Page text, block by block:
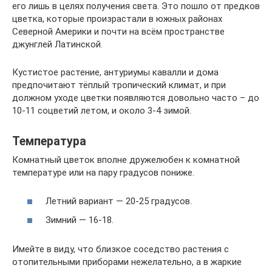
его лишь в целях получения света. Это пошло от предков
цветка, которые произрастали в южных районах
Северной Америки и почти на всём пространстве
джунглей Латинской.
Кустистое растение, антуриумы кавалли и дома
предпочитают тёплый тропический климат, и при
должном уходе цветки появляются довольно часто – до
10-11 соцветий летом, и около 3-4 зимой.
Температура
Комнатный цветок вполне дружелюбен к комнатной
температуре или на пару градусов пониже.
Летний вариант — 20-25 градусов.
Зимний — 16-18.
Имейте в виду, что близкое соседство растения с
отопительными приборами нежелательно, а в жаркие